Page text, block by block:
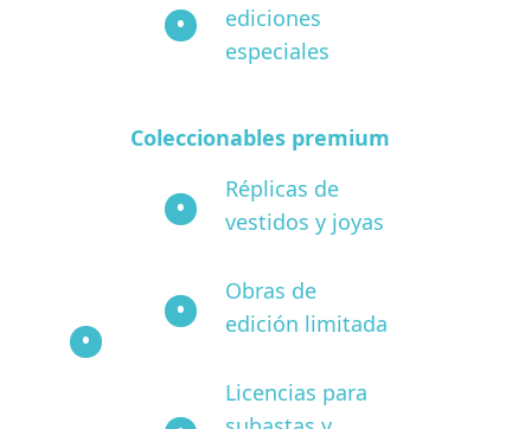
ediciones
especiales
Coleccionables premium
Réplicas de
vestidos y joyas
Obras de
edición limitada
Licencias para